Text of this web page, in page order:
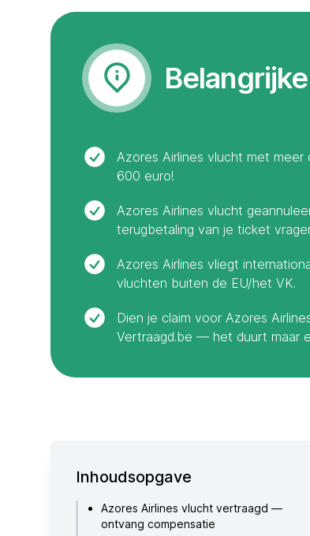
Azores Airlines vlucht met
600 euro!
Azores Airlines vlucht
terugbetaling van je ticket
Azores Airlines vliegt
vluchten buiten de EU/het VK.
Dien je claim voor Azores
Vertraagd.be — het duurt maar
Inhoudsopgave
Azores Airlines vlucht vertraagd —
ontvang compensatie